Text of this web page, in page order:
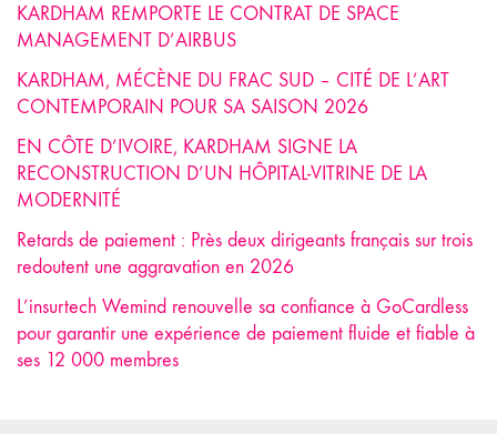
KARDHAM REMPORTE LE CONTRAT DE SPACE
MANAGEMENT D’AIRBUS
KARDHAM, MÉCÈNE DU FRAC SUD – CITÉ DE L’ART
CONTEMPORAIN POUR SA SAISON 2026
EN CÔTE D’IVOIRE, KARDHAM SIGNE LA
RECONSTRUCTION D’UN HÔPITAL-VITRINE DE LA
MODERNITÉ
Retards de paiement : Près deux dirigeants français sur trois
redoutent une aggravation en 2026
L’insurtech Wemind renouvelle sa confiance à GoCardless
pour garantir une expérience de paiement fluide et fiable à
ses 12 000 membres